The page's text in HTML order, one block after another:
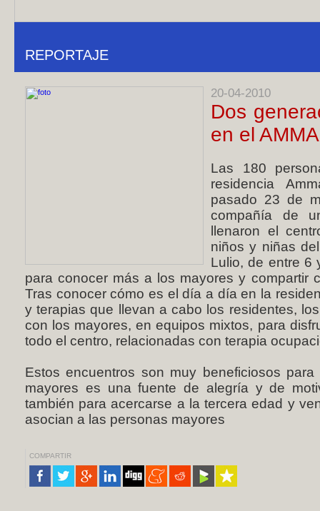
REPORTAJE
20-04-2010
Dos
en el AMMA
Las 180
residencia
pasado 23 de
compañía de
llenaron el
niños y niñas
Lulio, de entre 6
para conocer más a los mayores y compartir
Tras conocer cómo es el día a día en la
y terapias que llevan a cabo los residentes,
con los mayores, en equipos mixtos, para
todo el centro, relacionadas con terapia
Estos encuentros son muy beneficiosos
mayores es una fuente de alegría y de
también para acercarse a la tercera edad y
asocian a las personas mayores
COMPARTIR